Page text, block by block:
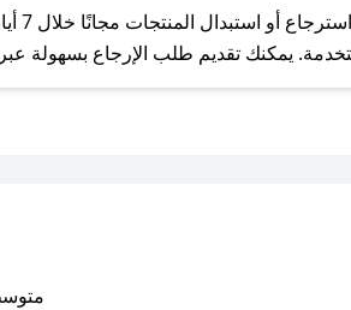
يحرص
متوسط التقييم: